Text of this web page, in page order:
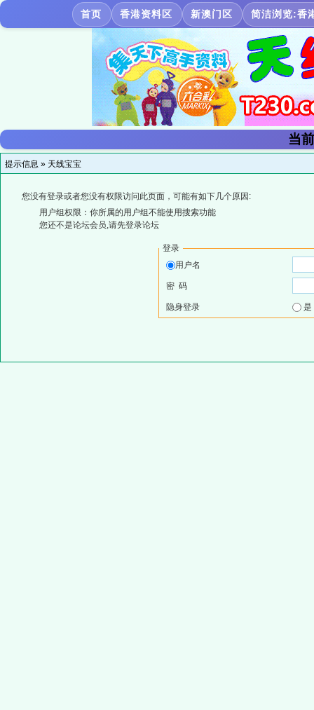
首页 香港资料区 新澳门区 简洁浏览:香
当
提示信息 » 天线宝宝
您没有登录或者您没有权限访问此页面，可能有如下几个原因:
用户组权限：你所属的用户组不能使用搜索功能
您还不是论坛会员,请先登录论坛
登录
用户名
密 码
隐身登录